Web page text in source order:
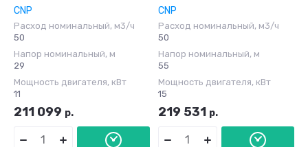
CNP
Расход номинальный, м3/ч
50
Напор номинальный, м
29
Мощность двигателя, кВт
11
211 099 р.
CNP
Расход номинальный, м3/ч
50
Напор номинальный, м
55
Мощность двигателя, кВт
15
219 531 р.